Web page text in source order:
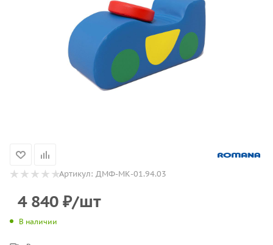
Артикул: ДМФ-МК-01.94.03
4 840 ₽/шт
В наличии